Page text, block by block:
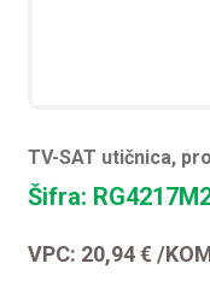
TV-SAT utičnica,
Šifra:
VPC: 20,94€ /